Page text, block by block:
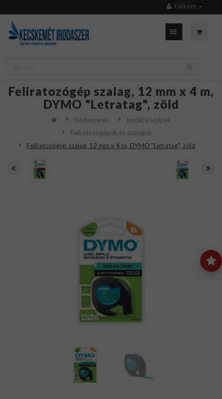
Fiókom
Feliratozógép szalag, 12 mm x 4 m,
DYMO "Letratag", zöld
Irodaszerek
Irodai kisgépek
Feliratozógépek és szalagok
Feliratozógép szalag, 12 mm x 4 m, DYMO "Letratag", zöld